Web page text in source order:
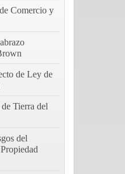
Comercio y
de Ley de
Tierra del
del